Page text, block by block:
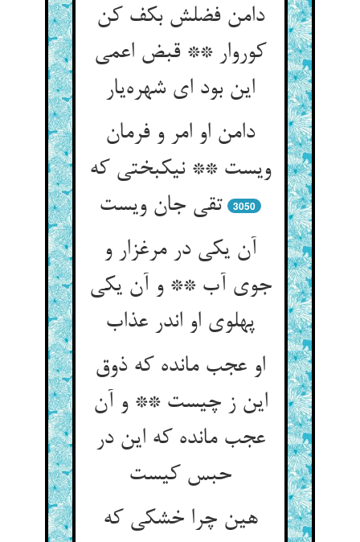
دامن فضلش بکف کن
کوروار ** قبض اعمی
این بود ای شهره‌یار
دامن او امر و فرمان
ویست ** نیکبختی که
تقی جان ویست
3050
آن یکی در مرغزار و
جوی آب ** و آن یکی
پهلوی او اندر عذاب
او عجب مانده که ذوق
این ز چیست ** و آن
عجب مانده که این در
حبس کیست
هین چرا خشکی که